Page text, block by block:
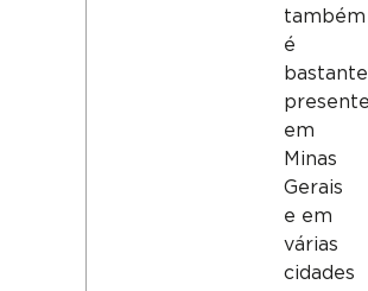
também
é
bastante
em
Minas
Gerais
e em
várias
cidades